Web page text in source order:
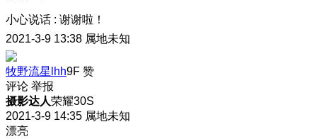
小心说话 : 谢谢啦！
2021-3-9 13:38 属地未知
牧野流星lhh9F 赞
评论 举报
摄影达人荣耀30S
2021-3-9 14:35 属地未知
漂亮